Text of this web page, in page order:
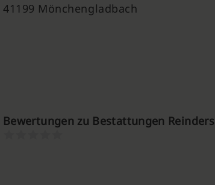
41199 Mönchengladbach
Bewertungen zu Bestattungen Reinders